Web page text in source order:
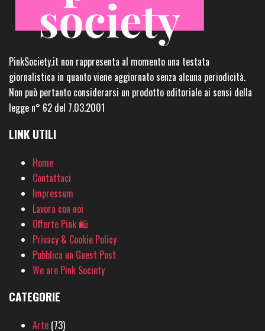
PinkSociety.it non rappresenta al momento una testata
giornalistica in quanto viene aggiornato senza alcuna periodicità.
Non può pertanto considerarsi un prodotto editoriale ai sensi della
legge n° 62 del 7.03.2001
LINK UTILI
Home
Contattaci
Impressum
Lavora con noi
Offerte Pink 🛍
Privacy & Cookie Policy
Pubblica un Guest Post
We are Pink Society
CATEGORIE
Arte (73)